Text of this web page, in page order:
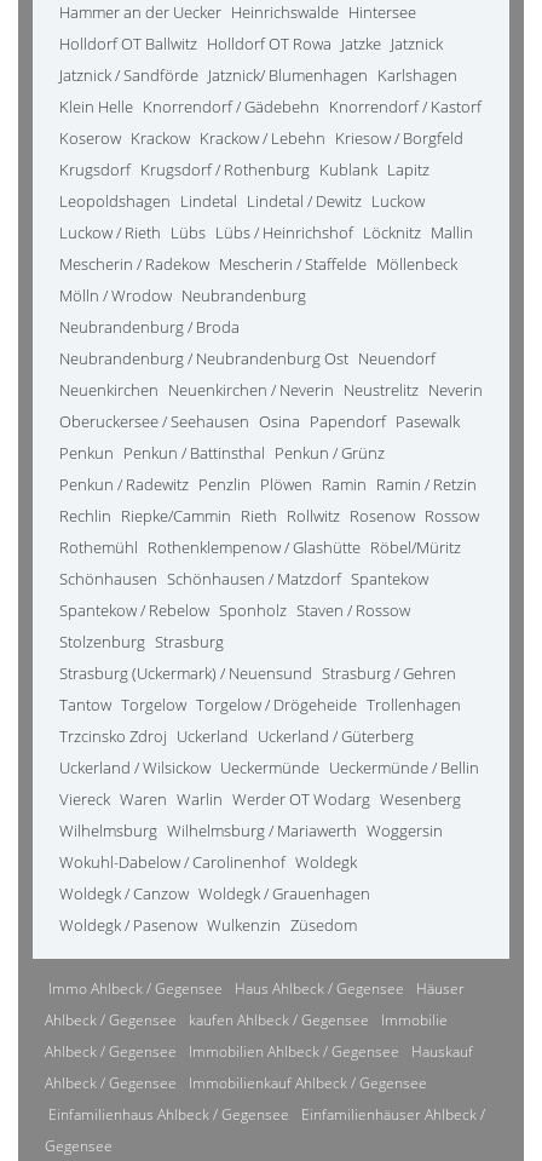
Hammer an der Uecker Heinrichswalde Hintersee
Holldorf OT Ballwitz Holldorf OT Rowa Jatzke Jatznick
Jatznick / Sandförde Jatznick/ Blumenhagen Karlshagen
Klein Helle Knorrendorf / Gädebehn Knorrendorf / Kastorf
Koserow Krackow Krackow / Lebehn Kriesow / Borgfeld
Krugsdorf Krugsdorf / Rothenburg Kublank Lapitz
Leopoldshagen Lindetal Lindetal / Dewitz Luckow
Luckow / Rieth Lübs Lübs / Heinrichshof Löcknitz Mallin
Mescherin / Radekow Mescherin / Staffelde Möllenbeck
Mölln / Wrodow Neubrandenburg
Neubrandenburg / Broda
Neubrandenburg / Neubrandenburg Ost Neuendorf
Neuenkirchen Neuenkirchen / Neverin Neustrelitz Neverin
Oberuckersee / Seehausen Osina Papendorf Pasewalk
Penkun Penkun / Battinsthal Penkun / Grünz
Penkun / Radewitz Penzlin Plöwen Ramin Ramin / Retzin
Rechlin Riepke/Cammin Rieth Rollwitz Rosenow Rossow
Rothemühl Rothenklempenow / Glashütte Röbel/Müritz
Schönhausen Schönhausen / Matzdorf Spantekow
Spantekow / Rebelow Sponholz Staven / Rossow
Stolzenburg Strasburg
Strasburg (Uckermark) / Neuensund Strasburg / Gehren
Tantow Torgelow Torgelow / Drögeheide Trollenhagen
Trzcinsko Zdroj Uckerland Uckerland / Güterberg
Uckerland / Wilsickow Ueckermünde Ueckermünde / Bellin
Viereck Waren Warlin Werder OT Wodarg Wesenberg
Wilhelmsburg Wilhelmsburg / Mariawerth Woggersin
Wokuhl-Dabelow / Carolinenhof Woldegk
Woldegk / Canzow Woldegk / Grauenhagen
Woldegk / Pasenow Wulkenzin Züsedom
Immo Ahlbeck / Gegensee Haus Ahlbeck / Gegensee
Häuser
Ahlbeck / Gegensee
kaufen Ahlbeck / Gegensee
Immobilie
Ahlbeck / Gegensee
Immobilien Ahlbeck / Gegensee
Hauskauf
Ahlbeck / Gegensee
Immobilienkauf Ahlbeck / Gegensee
Einfamilienhaus Ahlbeck / Gegensee
Einfamilienhäuser Ahlbeck /
Gegensee